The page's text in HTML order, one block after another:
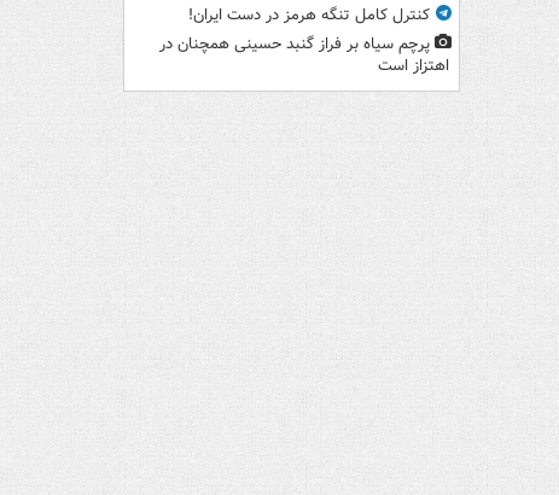
کنترل کامل تنگه هرمز در دست ایران!
پرچم سیاه بر فراز گنبد حسینی همچنان در
اهتزاز است